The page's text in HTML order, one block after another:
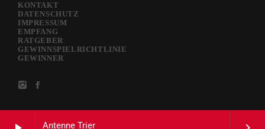
Antenne Trier
KONTAKT
DATENSCHUTZ
IMPRESSUM
EMPFANG
RATGEBER
GEWINNSPIELRICHTLINIE
GEWINNER